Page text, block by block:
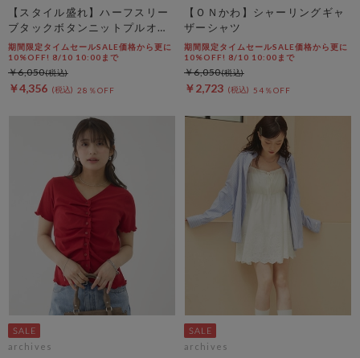
【スタイル盛れ】ハーフスリー
ブタックボタンニットプルオー
バー
期間限定タイムセールSALE価格から更に
10%OFF! 8/10 10:00まで
￥4,356 28％OFF
￥6,050
【ＯＮかわ】シャーリングギャ
ザーシャツ
期間限定タイムセールSALE価格から更に
10%OFF! 8/10 10:00まで
￥2,723 54％OFF
￥6,050
archives archives